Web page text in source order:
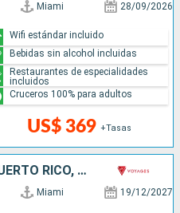
Miami 28/09/2026
US$ 369 +Tasas
Wifi estándar incluido
Bebidas sin alcohol incluidas
Restaurantes de especialidades
incluidos
Cruceros 100% para adultos
REPÚBLICA DOMINICANA, PUERTO RICO, BAHAMAS, ESTADOS UNIDOS
Miami 19/12/2027